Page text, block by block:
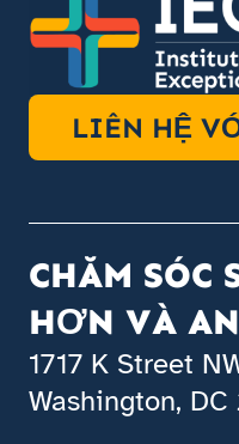
LIÊN HỆ
CHĂM SÓC
HƠN VÀ
1717 K Street
Washington,